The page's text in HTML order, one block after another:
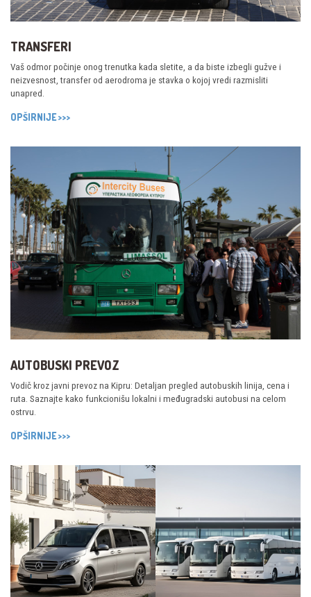
TRANSFERI
Vaš odmor počinje onog trenutka kada sletite, a da biste izbegli gužve i
neizvesnost, transfer od aerodroma je stavka o kojoj vredi razmisliti
unapred.
OPŠIRNIJE >>>
AUTOBUSKI PREVOZ
Vodič kroz javni prevoz na Kipru: Detaljan pregled autobuskih linija, cena i
ruta. Saznajte kako funkcionišu lokalni i međugradski autobusi na celom
ostrvu.
OPŠIRNIJE >>>